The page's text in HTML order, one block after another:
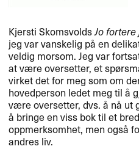
Kjersti SkomsvoldsJo
jeg var vanskelig på en
veldig morsom. Jeg var
at være oversetter, et
virket det for meg som om
hovedperson ledet meg til å
være oversetter, dvs. å nå ut
å bringe en viss bok til et
oppmerksomhet, men også
andres liv.